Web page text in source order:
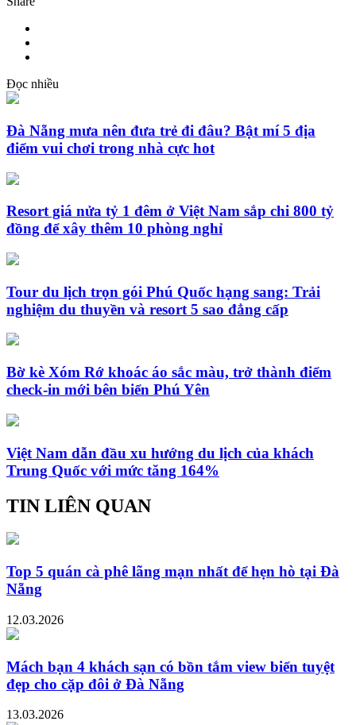
Đọc nhiều
Đà Nẵng mưa nên đưa trẻ đi đâu? Bật mí 5 địa
điểm vui chơi trong nhà cực hot
Resort giá nửa tỷ 1 đêm ở Việt Nam sắp chi 800 tỷ
đồng để xây thêm 10 phòng nghỉ
Tour du lịch trọn gói Phú Quốc hạng sang: Trải
nghiệm du thuyền và resort 5 sao đẳng cấp
Bờ kè Xóm Rớ khoác áo sắc màu, trở thành điểm
check-in mới bên biển Phú Yên
Việt Nam dẫn đầu xu hướng du lịch của khách
Trung Quốc với mức tăng 164%
TIN LIÊN QUAN
Top 5 quán cà phê lãng mạn nhất để hẹn hò tại Đà
Nẵng
12.03.2026
Mách bạn 4 khách sạn có bồn tắm view biển tuyệt
đẹp cho cặp đôi ở Đà Nẵng
13.03.2026